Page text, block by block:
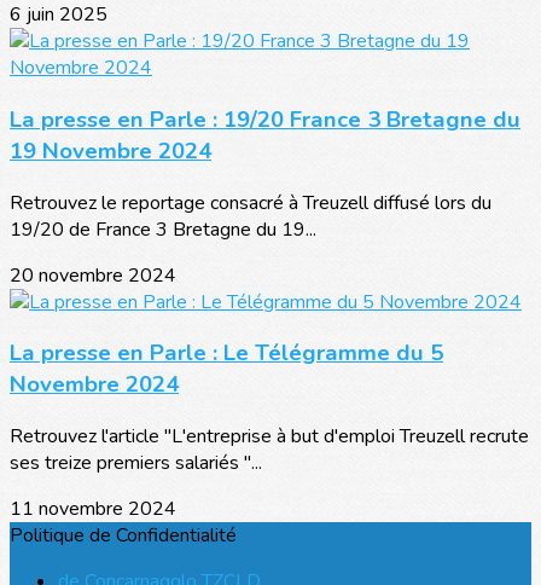
6 juin 2025
La presse en Parle : 19/20 France 3 Bretagne du
19 Novembre 2024
Retrouvez le reportage consacré à Treuzell diffusé lors du
19/20 de France 3 Bretagne du 19...
20 novembre 2024
La presse en Parle : Le Télégramme du 5
Novembre 2024
Retrouvez l'article "L'entreprise à but d'emploi Treuzell recrute
ses treize premiers salariés "...
11 novembre 2024
Politique de Confidentialité